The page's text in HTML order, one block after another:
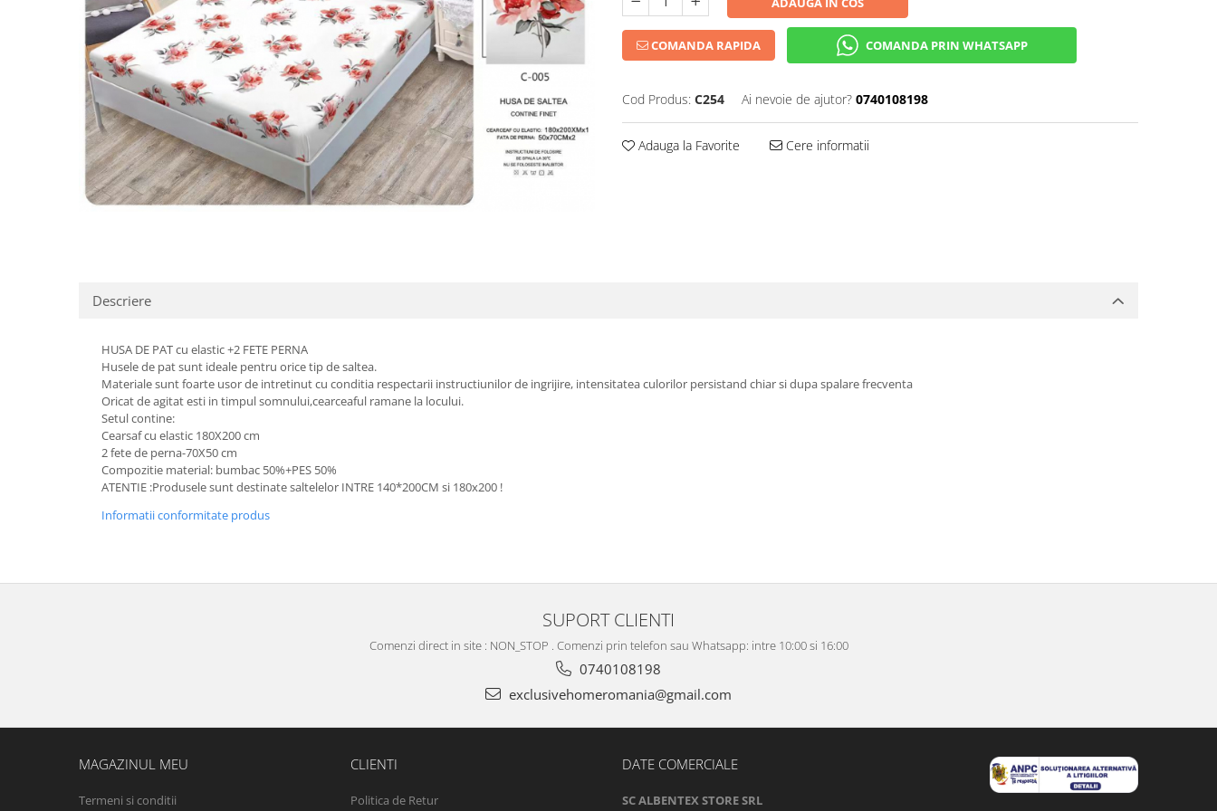
COMANDA RAPIDA COMANDA PRIN WHATSAPP
Cod Produs: C254 Ai nevoie de ajutor? 0740108198
Adauga la Favorite Cere informatii
Descriere
HUSA DE PAT cu elastic +2 FETE PERNA
Husele de pat sunt ideale pentru orice tip de saltea.
Materiale sunt foarte usor de intretinut cu conditia respectarii instructiunilor de ingrijire, intensitatea culorilor persistand chiar si dupa spalare frecventa
Oricat de agitat esti in timpul somnului,cearceaful ramane la locului.
Setul contine:
Cearsaf cu elastic 180X200 cm
2 fete de perna-70X50 cm
Compozitie material: bumbac 50%+PES 50%
ATENTIE :Produsele sunt destinate saltelelor INTRE 140*200CM si 180x200 !
Informatii conformitate produs
SUPORT CLIENTI
Comenzi direct in site : NON_STOP . Comenzi prin telefon sau Whatsapp: intre 10:00 si 16:00
0740108198
exclusivehomeromania@gmail.com
MAGAZINUL MEU
Termeni si conditii
CLIENTI
Politica de Retur
DATE COMERCIALE
SC ALBENTEX STORE SRL